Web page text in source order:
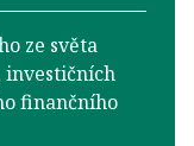
ze světa
finančního